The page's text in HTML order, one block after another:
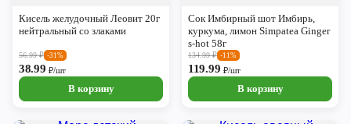
Кисель желудочный Леовит 20г
нейтральный со злаками
56.99₽ -31%
38.99₽/шт
В корзину
Сок Имбирный шот Имбирь,
куркума, лимон Simpatea Ginger
s-hot 58г
134.99₽ -11%
119.99 ₽/шт
В корзину